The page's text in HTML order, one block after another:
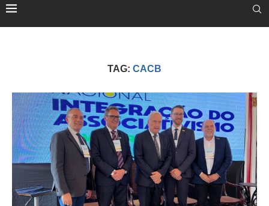
TAG: CACB